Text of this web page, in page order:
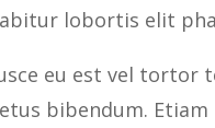
lobortis elit
eu est vel
bibendum.